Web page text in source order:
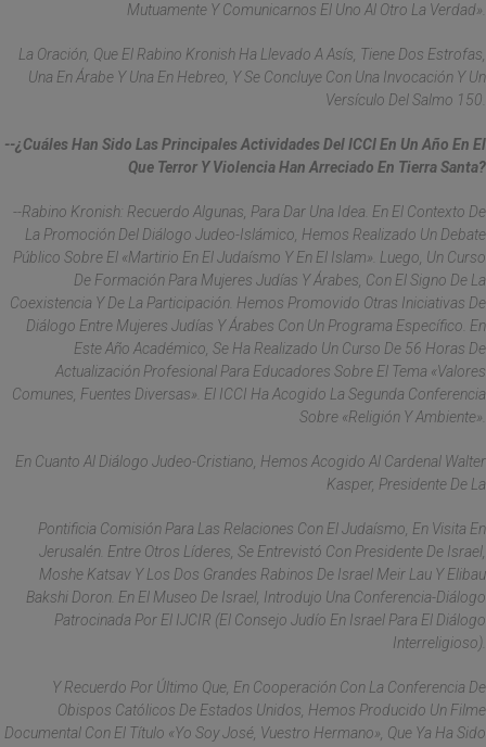
Mutuamente Y Comunicarnos El Uno Al Otro La Verdad».
La Oración, Que El Rabino Kronish Ha Llevado A Asís, Tiene Dos Estrofas,
Una En Árabe Y Una En Hebreo, Y Se Concluye Con Una Invocación Y Un
Versículo Del Salmo 150.
--¿Cuáles Han Sido Las Principales Actividades Del ICCI En Un Año En El
Que Terror Y Violencia Han Arreciado En Tierra Santa?
--Rabino Kronish: Recuerdo Algunas, Para Dar Una Idea. En El Contexto De
La Promoción Del Diálogo Judeo-Islámico, Hemos Realizado Un Debate
Público Sobre El «Martirio En El Judaísmo Y En El Islam». Luego, Un Curso
De Formación Para Mujeres Judías Y Árabes, Con El Signo De La
Coexistencia Y De La Participación. Hemos Promovido Otras Iniciativas De
Diálogo Entre Mujeres Judías Y Árabes Con Un Programa Específico. En
Este Año Académico, Se Ha Realizado Un Curso De 56 Horas De
Actualización Profesional Para Educadores Sobre El Tema «Valores
Comunes, Fuentes Diversas». El ICCI Ha Acogido La Segunda Conferencia
Sobre «Religión Y Ambiente».
En Cuanto Al Diálogo Judeo-Cristiano, Hemos Acogido Al Cardenal Walter
Kasper, Presidente De La
Pontificia Comisión Para Las Relaciones Con El Judaísmo, En Visita En
Jerusalén. Entre Otros Líderes, Se Entrevistó Con Presidente De Israel,
Moshe Katsav Y Los Dos Grandes Rabinos De Israel Meir Lau Y Elibau
Bakshi Doron. En El Museo De Israel, Introdujo Una Conferencia-Diálogo
Patrocinada Por El IJCIR (el Consejo Judío En Israel Para El Diálogo
Interreligioso).
Y Recuerdo Por Último Que, En Cooperación Con La Conferencia De
Obispos Católicos De Estados Unidos, Hemos Producido Un Filme
Documental Con El Título «Yo Soy José, Vuestro Hermano», Que Ya Ha Sido